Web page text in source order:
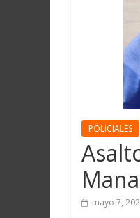
POLICIALES
mayo 7,